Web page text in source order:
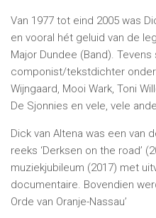
Van 1977 tot eind 2005 was
en vooral hét geluid van de
Major Dundee (Band).
componist/tekstdichter
Wijngaard, Mooi Wark, Toni
De Sjonnies en vele, vele
Dick van Altena was een van
reeks ‘Derksen on the road’
muziekjubileum (2017) met
documentaire. Bovendien
Orde van Oranje-Nassau’